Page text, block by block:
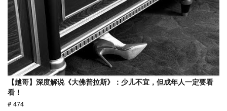
【越哥】深度解说《大佛普拉斯》：少儿不宜，但成年人一定要看
看！
# 474